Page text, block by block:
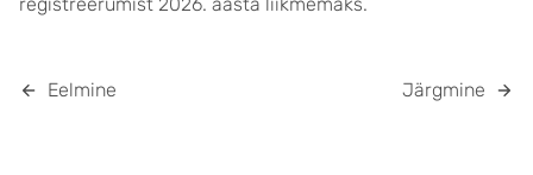
Eelmine Järgmine